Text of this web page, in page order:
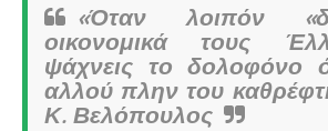
«Όταν λοιπόν
οικονομικά τους
ψάχνεις το δολοφόνο
αλλού πλην του
Κ. Βελόπουλος